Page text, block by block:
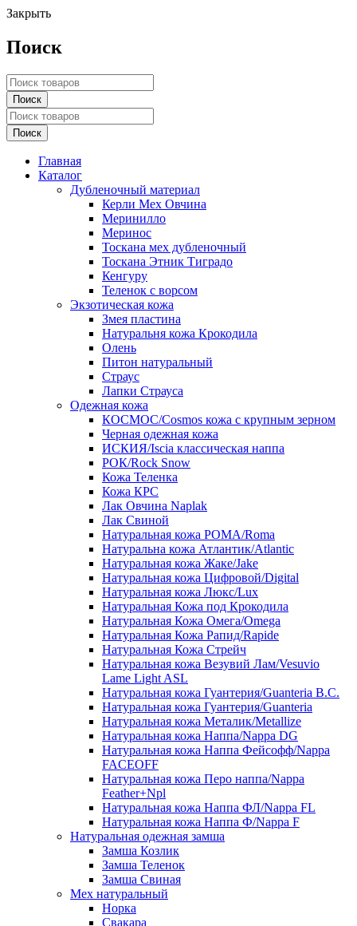
Закрыть
Поиск
Главная
Каталог
Дубленочный материал
Керли Мех Овчина
Меринилло
Меринос
Тоскана мех дубленочный
Тоскана Этник Тиградо
Кенгуру
Теленок с ворсом
Экзотическая кожа
Змея пластина
Натуральня кожа Крокодила
Олень
Питон натуральный
Страус
Лапки Страуса
Одежная кожа
КОСМОС/Cosmos кожа с крупным зерном
Черная одежная кожа
ИСКИЯ/Iscia классическая наппа
РОК/Rock Snow
Кожа Теленка
Кожа КРС
Лак Овчина Naplak
Лак Свиной
Натуральная кожа РОМА/Roma
Натуральна кожа Атлантик/Atlantic
Натуральная кожа Жаке/Jake
Натуральная кожа Цифровой/Digital
Натуральная кожа Люкс/Lux
Натуральная Кожа под Крокодила
Натуральная Кожа Омега/Omega
Натуральная Кожа Рапид/Rapide
Натуральная Кожа Стрейч
Натуральная кожа Везувий Лам/Vesuvio
Lame Light ASL
Натуральная кожа Гуантерия/Guanteria B.C.
Натуральная кожа Гуантерия/Guanteria
Натуральная кожа Металик/Metallize
Натуральная кожа Наппа/Nappa DG
Натуральная кожа Наппа Фейсофф/Nappa
FACEOFF
Натуральная кожа Перо наппа/Nappa
Feather+Npl
Натуральная кожа Наппа ФЛ/Nappa FL
Натуральная кожа Наппа Ф/Nappa F
Натуральная одежная замша
Замша Козлик
Замша Теленок
Замша Свиная
Мех натуральный
Норка
Свакара